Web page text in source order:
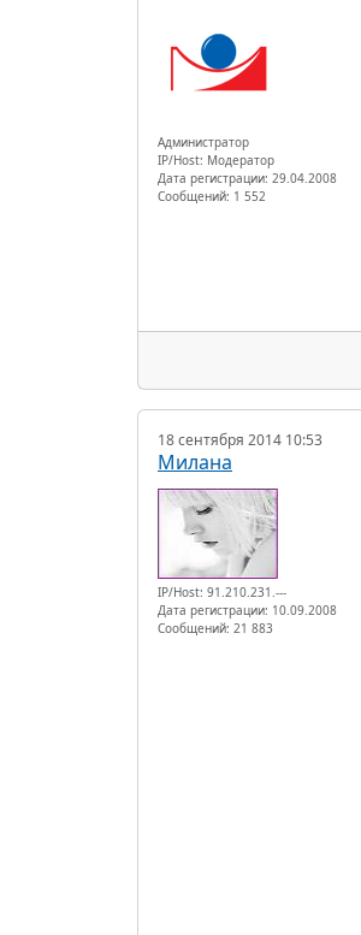
Администратор
IP/Host: Модератор
Дата регистрации: 29.04.2008
Сообщений: 1 552
18 сентября 2014 10:53
Милана
IP/Host: 91.210.231.---
Дата регистрации: 10.09.2008
Сообщений: 21 883